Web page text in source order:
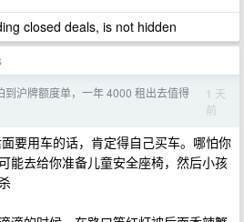
closed deals, is not hidden
到沪牌额度单，一年 4000 租出去值得
1 天
前
要用车的话，肯定得自己买车。哪怕你
能去给你准备儿童安全座椅，然后小孩